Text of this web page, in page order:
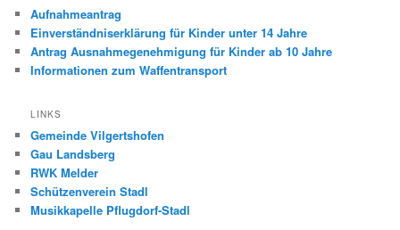
Aufnahmeantrag
Einverständniserklärung für Kinder unter 14 Jahre
Antrag Ausnahmegenehmigung für Kinder ab 10 Jahre
Informationen zum Waffentransport
LINKS
Gemeinde Vilgertshofen
Gau Landsberg
RWK Melder
Schützenverein Stadl
Musikkapelle Pflugdorf-Stadl